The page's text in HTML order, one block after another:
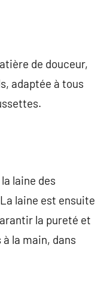
de douceur,
adaptée à tous
laine des
laine est ensuite
la pureté et
la main, dans